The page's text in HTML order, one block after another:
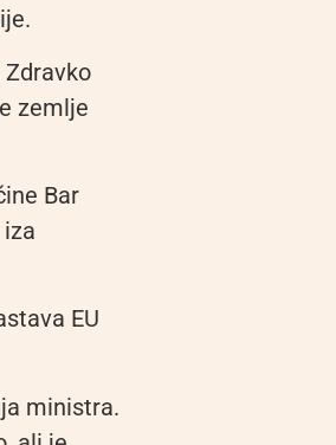
Zdravko
zemlje
Bar
EU
ministra.